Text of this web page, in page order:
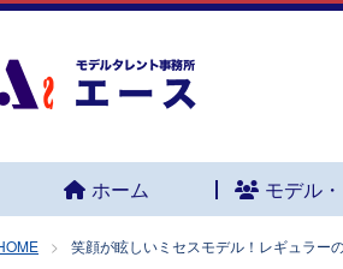
ホーム モデル
笑顔が眩しいミセスモデル！レギュラー